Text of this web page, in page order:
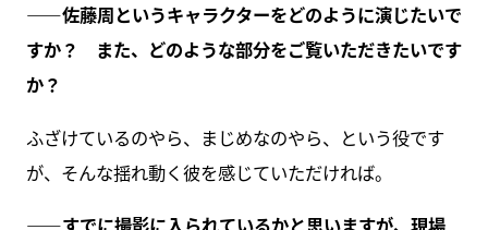
――佐藤周というキャラクターをどのように演じたいで
すか？ また、どのような部分をご覧いただきたいです
か？
ふざけているのやら、まじめなのやら、という役です
が、そんな揺れ動く彼を感じていただければ。
――すでに撮影に入られているかと思いますが、現場